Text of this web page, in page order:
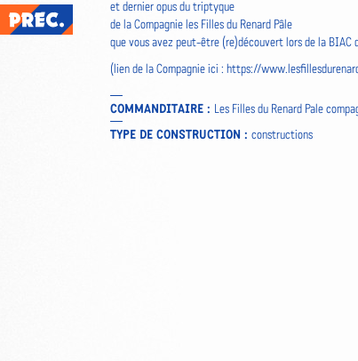
et dernier opus du triptyque
de la Compagnie les Filles du Renard Pâle
que vous avez peut-être (re)découvert lors de la
(lien de la Compagnie ici : https://
COMMANDITAIRE : Les Filles du Renard Pale
TYPE DE CONSTRUCTION : constructions